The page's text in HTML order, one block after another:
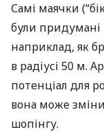
Самі маячки
були придумані
наприклад, як
в радіусі 50 м.
потенціал для
вона може
шопінгу.